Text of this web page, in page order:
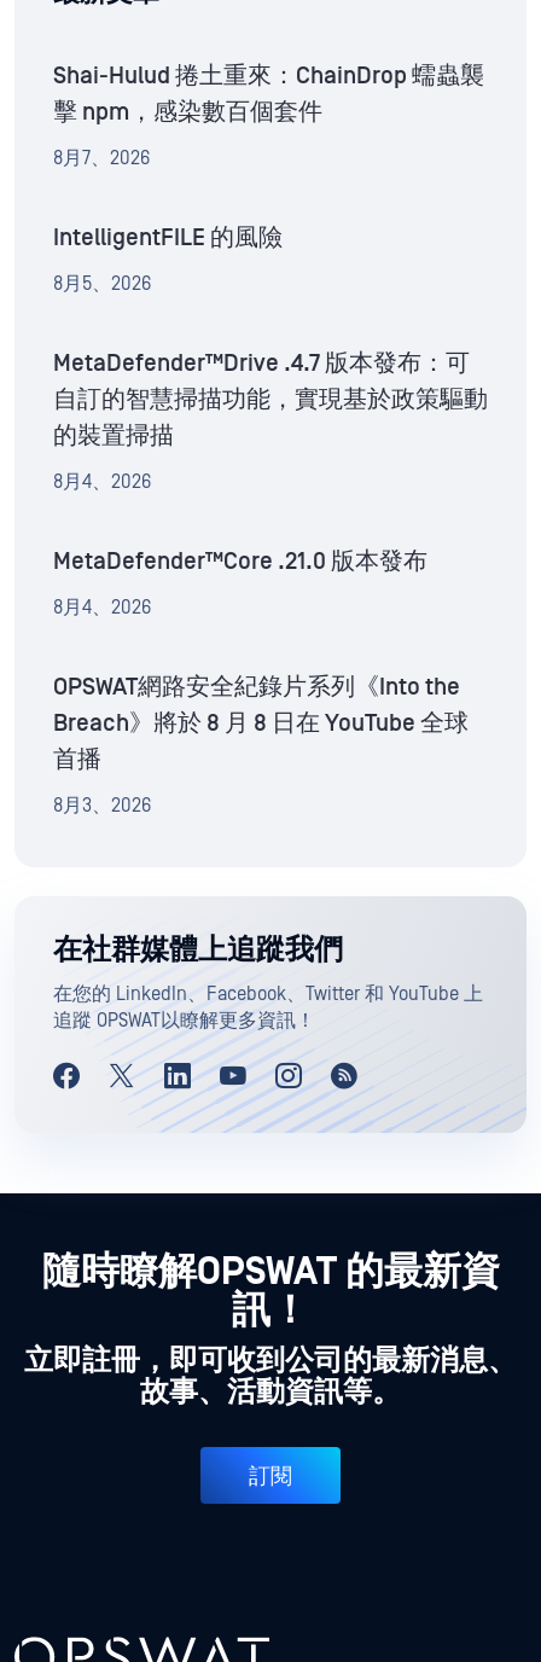
Shai-Hulud 捲土重來：ChainDrop 蠕蟲襲
擊 npm，感染數百個套件
8月7、2026
IntelligentFILE 的風險
8月5、2026
MetaDefender™Drive .4.7 版本發布：可
自訂的智慧掃描功能，實現基於政策驅動
的裝置掃描
8月4、2026
MetaDefender™Core .21.0 版本發布
8月4、2026
OPSWAT網路安全紀錄片系列《Into the
Breach》將於 8 月 8 日在 YouTube 全球
首播
8月3、2026
在社群媒體上追蹤我們
在您的 LinkedIn、Facebook、Twitter 和 YouTube 上
追蹤 OPSWAT以瞭解更多資訊！
隨時瞭解OPSWAT 的最新資
訊！
立即註冊，即可收到公司的最新消息、
故事、活動資訊等。
訂閱